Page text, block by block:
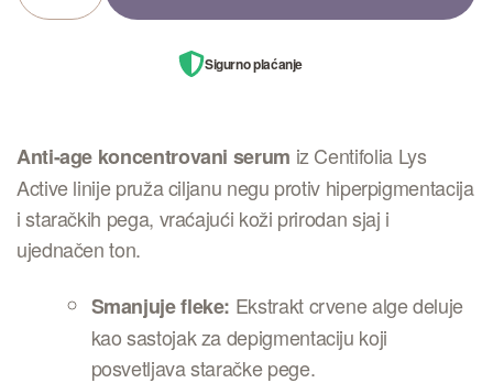
Sigurno plaćanje
Anti-age koncentrovani serum iz Centifolia Lys
Active linije pruža ciljanu negu protiv hiperpigmentacija
i staračkih pega, vraćajući koži prirodan sjaj i
ujednačen ton.
Smanjuje fleke: Ekstrakt crvene alge deluje
kao sastojak za depigmentaciju koji
posvetljava staračke pege.